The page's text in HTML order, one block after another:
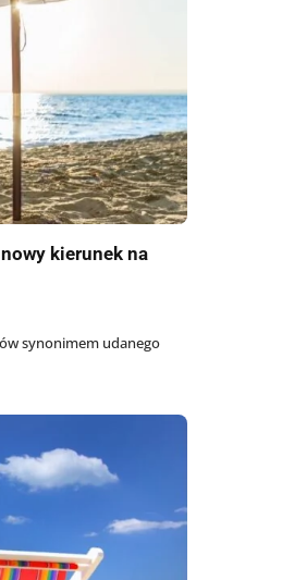
kierunek na
synonimem udanego